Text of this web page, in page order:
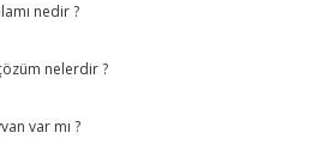
nedir ?
nelerdir ?
var mı ?